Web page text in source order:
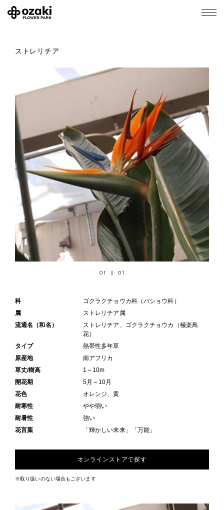
ストレリチア
01 01
科
ゴクラクチョウカ科（バショウ科）
属
ストレリチア属
流通名（和名）
ストレリチア、ゴクラクチョウカ（極楽鳥
花）
タイプ
熱帯性多年草
原産地
南アフリカ
草丈/樹高
1～10m
開花期
5月～10月
花色
オレンジ、黄
耐寒性
やや弱い
耐暑性
強い
花言葉
「輝かしい未来」「万能」
オンラインストアで探す
※取り扱いのない場合もございます